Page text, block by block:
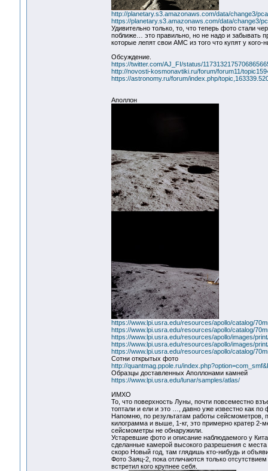
http://planetary.s3.amazonaws.com/data/change3/
https://planetary.s3.amazonaws.com/data/change3/
Удивительно только, то, что теперь фото стали
поближе… это правильно, но не надо и забывать
которые лепят свои АМС из того что купят у кого-
Обсуждение.
https://twitter.com/AJ_FI/status/
http://novosti-kosmonavtiki.ru/forum/forum11/
https://astronomy.ru/forum/index.php/
Аполлон
https://www.lpi.usra.edu/resources/apollo/catalog/
https://www.lpi.usra.edu/resources/apollo/catalog/
https://www.lpi.usra.edu/resources/apollo/images/
https://www.lpi.usra.edu/resources/apollo/images/
https://www.lpi.usra.edu/resources/apollo/catalog/
Сотни открытых фото
http://quantmag.ppole.ru/
Образцы доставленных Аполлонами камней
https://www.lpi.usra.edu/lunar/samples/atlas/
ИМХО
То, что поверхность Луны, почти повсеместно
топтали и ели и это …, давно уже известно как по
Напомню, по результатам работы сейсмометров,
килограмма и выше, 1-кг, это примерно кратер 2-
сейсмометры не обнаружили.
Устаревшие фото и описание наблюдаемого у
сделанные камерой высокого разрешения с
скоро Новый год, там глядишь кто-нибудь и
Фото Заяц-2, пока отличаются только
встретил кого крупнее себя.